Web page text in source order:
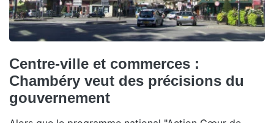
Centre-ville et commerces :
Chambéry veut des précisions du
gouvernement